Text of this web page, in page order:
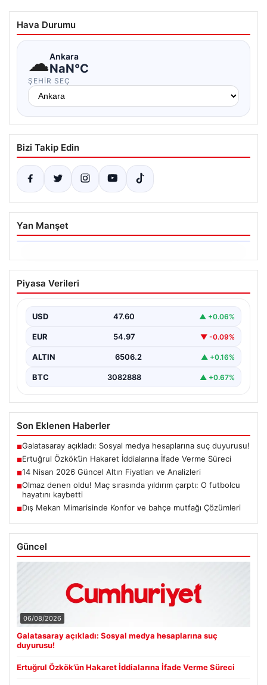
Hava Durumu
☁Ankara
NaN°C
ŞEHIR SEÇ
Bizi Takip Edin
Yan Manşet
06.08.2026
Ertuğrul Özkök’ün Hakaret İddialarına
İfade Verme Süreci
Cumhurbaşkanına hakaret iddialarıyla yürütülen
soruşturma kapsamında İstanbul Adalet…
Piyasa Verileri
USD 47.60 ▲ +0.06%
EUR 54.97 ▼ -0.09%
ALTIN 6506.2 ▲ +0.16%
BTC 3082888 ▲ +0.67%
Son Eklenen Haberler
■Galatasaray açıkladı: Sosyal medya hesaplarına suç duyurusu!
■Ertuğrul Özkök’ün Hakaret İddialarına İfade Verme Süreci
■14 Nisan 2026 Güncel Altın Fiyatları ve Analizleri
■Olmaz denen oldu! Maç sırasında yıldırım çarptı: O futbolcu
hayatını kaybetti
■Dış Mekan Mimarisinde Konfor ve bahçe mutfağı Çözümleri
Güncel
06/08/2026
Galatasaray açıkladı: Sosyal medya hesaplarına suç
duyurusu!
Ertuğrul Özkök’ün Hakaret İddialarına İfade Verme Süreci